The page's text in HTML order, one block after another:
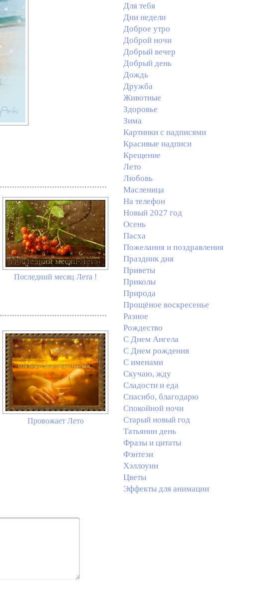
Последний месяц Лета !
Провожает Лето
Для тебя
Дни недели
Доброе утро
Доброй ночи
Добрый вечер
Добрый день
Дождь
Дружба
Животные
Здоровье
Зима
Картинки с надписями
Красивые надписи
Крещение
Лето
Любовь
Масленица
На телефон
Новый 2027 год
Осень
Пасха
Пожелания и поздравления
Праздник дня
Приветы
Приколы
Природа
Прощёное воскресенье
Разное
Рождество
С Днем Ангела
С Днем рождения
С именами
Скучаю, жду
Сладости и еда
Спасибо, благодарю
Спокойной ночи
Старый новый год
Татьянин день
Фразы и цитаты
Фэнтези
Хэллоуин
Цветы
Эффекты для анимации